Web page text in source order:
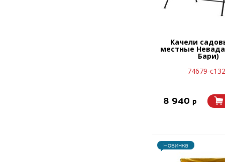
Качели
местные
Бари)
74679-
8 940 p
Новинка